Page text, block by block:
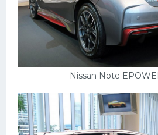
Nissan Note